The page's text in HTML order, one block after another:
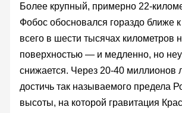
Более крупный, примерно 22-
Фобос обосновался гораздо ближе
всего в шести тысячах километров
поверхностью — и медленно, но
снижается. Через 20-40 миллионов
достичь так называемого предела
высоты, на которой гравитация